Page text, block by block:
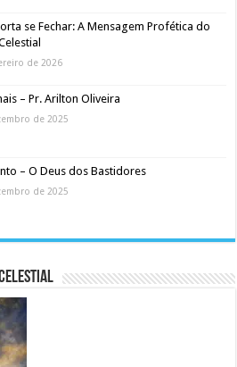
se Fechar: A Mensagem Profética do
de 2026
– Pr. Arilton Oliveira
de 2025
– O Deus dos Bastidores
de 2025